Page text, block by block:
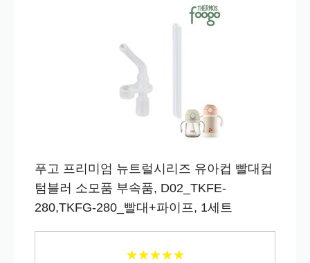
푸고 프리미엄 뉴트럴시리즈 유아컵 빨대컵
텀블러 소모품 부속품, D02_TKFE-
280,TKFG-280_빨대+파이프, 1세트
★★★★★
★★★★★